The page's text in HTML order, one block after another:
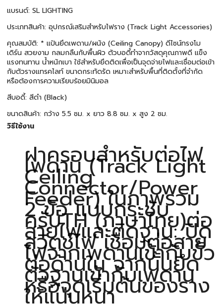
แบรนด์: SL LIGHTING
ประเภทสินค้า: อุปกรณ์เสริมสำหรับไฟราง (Track Light Accessories)
คุณสมบัติ: * แป้นยึดเพดาน/ผนัง (Ceiling Canopy) ดีไซน์ทรงโม
เดิร์น สวยงาม กลมกลืนกับพื้นผิว ตัวบอดี้ทำจากวัสดุคุณภาพดี แข็ง
แรงทนทาน น้ำหนักเบา ใช้สำหรับยึดติดเพื่อเป็นจุดจ่ายไฟและเชื่อมต่อเข้า
กับตัวรางแทรคไลท์ ขนาดกระทัดรัด เหมาะสำหรับพื้นที่ติดตั้งที่จำกัด
หรือต้องการความเรียบร้อยมินิมอล
สีบอดี้: สีดำ (Black)
ขนาดสินค้า: กว้าง 5.5 ซม. x ยาว 8.8 ซม. x สูง 2 ซม.
วิธีใช้งาน
ฝาครอบสำหรับต่อไฟ
เพดาน (Track Light
Ceiling
Connector/Power
Feeder) ในภาพรวม
2 ข้อ แบบกระชับ
ครับTH (ภาษาไทย)ต่อ
สายไฟและติดฐาน: ปิด
สวิตช์ไฟ เชื่อมต่อสาย
ไฟจากเพดานเข้ากับขั้ว
ต่อด้านใน จากนั้นยึด
ตัวฐานเข้ากับเพดาน
หรือจุดเริ่มต้นของราง
ให้แน่นหนา